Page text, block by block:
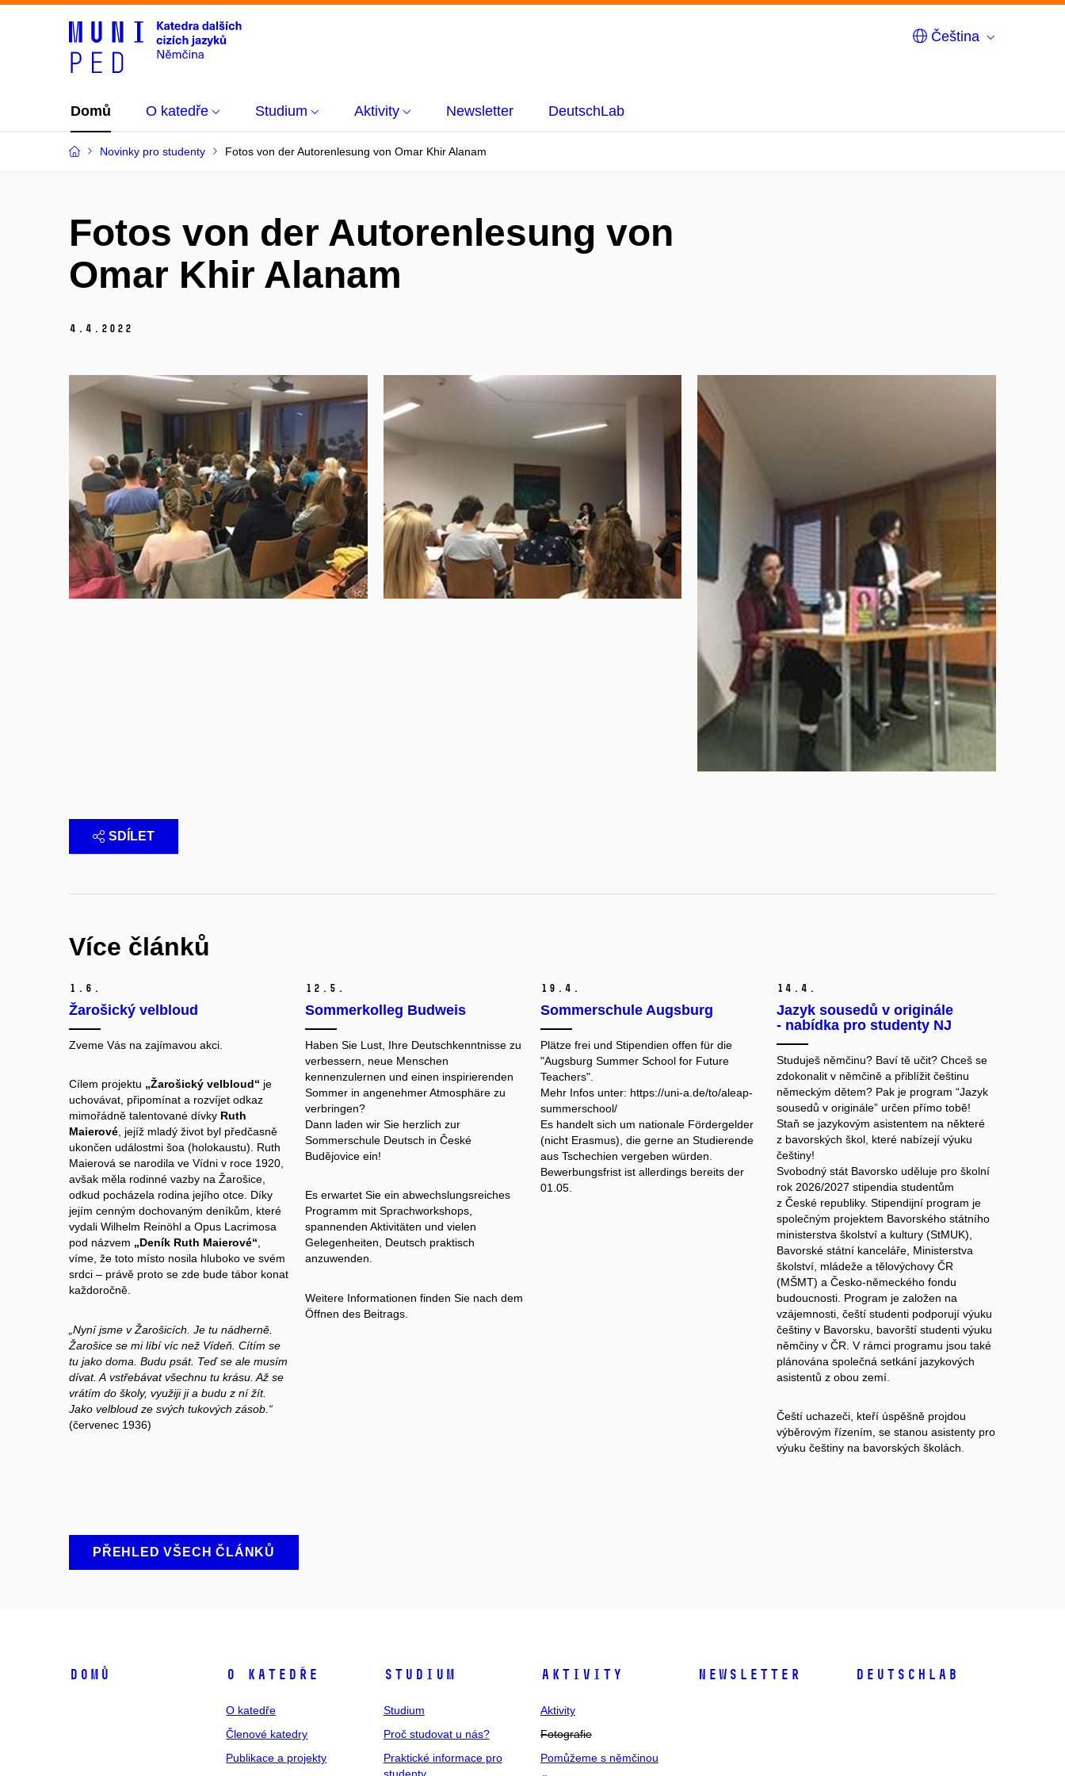
Čeština
Domů O katedře Studium Aktivity Newsletter DeutschLab
Novinky pro studenty Fotos von der Autorenlesung von Omar Khir Alanam
Fotos von der Autorenlesung von
Omar Khir Alanam
4. 4. 2022
SDÍLET
Více článků
1. 6.
Žarošický velbloud
Zveme Vás na zajímavou akci.
Cílem projektu „Žarošický velbloud“ je
uchovávat, připomínat a rozvíjet odkaz
mimořádně talentované dívky Ruth
Maierové , jejíž mladý život byl předčasně
ukončen událostmi šoa (holokaustu). Ruth
Maierová se narodila ve Vídni v roce 1920,
avšak měla rodinné vazby na Žarošice,
odkud pocházela rodina jejího otce. Díky
jejím cenným dochovaným deníkům, které
vydali Wilhelm Reinöhl a Opus Lacrimosa
pod názvem „Deník Ruth Maierové“
víme, že toto místo nosila hluboko ve svém
srdci – právě proto se zde bude tábor konat
každoročně.
„Nyní jsme v Žarošicích. Je tu nádherně.
Žarošice se mi líbí víc než Vídeň. Cítím se
tu jako doma. Budu psát. Teď se ale musím
dívat. A vstřebávat všechnu tu krásu. Až se
vrátím do školy, využiji ji a budu z ní žít.
Jako velbloud ze svých tukových zásob.“
(červenec 1936)
12. 5.
Sommerkolleg Budweis
Haben Sie Lust, Ihre Deutschkenntnisse zu
verbessern, neue Menschen
kennenzulernen und einen inspirierenden
Sommer in angenehmer Atmosphäre zu
verbringen?
Dann laden wir Sie herzlich zur
Sommerschule Deutsch in České
Budějovice ein!
Es erwartet Sie ein abwechslungsreiches
Programm mit Sprachworkshops,
spannenden Aktivitäten und vielen
Gelegenheiten, Deutsch praktisch
anzuwenden.
Weitere Informationen finden Sie nach dem
Öffnen des Beitrags.
19. 4.
Sommerschule Augsburg
Plätze frei und Stipendien offen für die
"Augsburg Summer School for Future
Teachers".
Mehr Infos unter: https://uni-a.de/to/aleap-
summerschool/
Es handelt sich um nationale Fördergelder
(nicht Erasmus), die gerne an Studierende
aus Tschechien vergeben würden.
Bewerbungsfrist ist allerdings bereits der
01.05.
14. 4.
Jazyk sousedů v originále
- nabídka pro studenty NJ
Studuješ němčinu? Baví tě učit? Chceš se
zdokonalit v němčině a přiblížit češtinu
německým dětem? Pak je program “Jazyk
sousedů v originále” určen přímo tobě!
Staň se jazykovým asistentem na některé
z bavorských škol, které nabízejí výuku
češtiny!
Svobodný stát Bavorsko uděluje pro školní
rok 2026/2027 stipendia studentům
z České republiky. Stipendijní program je
společným projektem Bavorského státního
ministerstva školství a kultury (StMUK),
Bavorské státní kanceláře, Ministerstva
školství, mládeže a tělovýchovy ČR
(MŠMT) a Česko-německého fondu
budoucnosti. Program je založen na
vzájemnosti, čeští studenti podporují výuku
češtiny v Bavorsku, bavorští studenti výuku
němčiny v ČR. V rámci programu jsou také
plánována společná setkání jazykových
asistentů z obou zemí.
Čeští uchazeči, kteří úspěšně projdou
výběrovým řízením, se stanou asistenty pro
výuku češtiny na bavorských školách.
PŘEHLED VŠECH ČLÁNKŮ
Domů O katedře
O katedře
Členové katedry
Publikace a projekty
Studium
Studium
Proč studovat u nás?
Praktické informace pro
studenty
Aktivity
Aktivity
Fotografie
Pomůžeme s němčinou
Newsletter DeutschLab